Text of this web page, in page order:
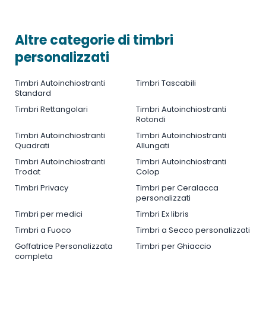
Altre categorie di timbri
personalizzati
Timbri Autoinchiostranti
Standard
Timbri Tascabili
Timbri Rettangolari
Timbri Autoinchiostranti
Rotondi
Timbri Autoinchiostranti
Quadrati
Timbri Autoinchiostranti
Allungati
Timbri Autoinchiostranti
Trodat
Timbri Autoinchiostranti
Colop
Timbri Privacy
Timbri per Ceralacca
personalizzati
Timbri per medici
Timbri Ex libris
Timbri a Fuoco
Timbri a Secco personalizzati
Goffatrice Personalizzata
completa
Timbri per Ghiaccio